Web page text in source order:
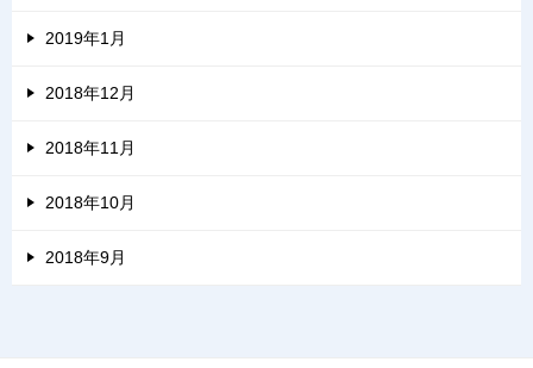
2019年1月
2018年12月
2018年11月
2018年10月
2018年9月